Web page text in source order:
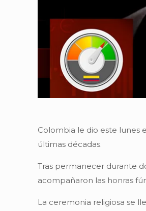
Colombia le dio este lunes
últimas décadas.
Tras permanecer durante
acompañaron las honras
La ceremonia religiosa se